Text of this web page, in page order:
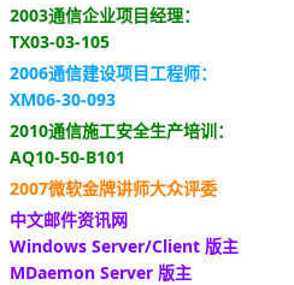
2003通信企业项目经理：
TX03-03-105
2006通信建设项目工程师：
XM06-30-093
2010通信施工安全生产培训：
AQ10-50-B101
2007微软金牌讲师大众评委
中文邮件资讯网
Windows Server/Client 版主
MDaemon Server 版主